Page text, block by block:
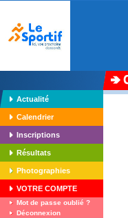
Actualité
Calendrier
Inscriptions
Résultats
Photographies
VOTRE COMPTE
Mot de passe oublié ?
Déconnexion